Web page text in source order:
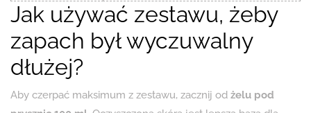
Jak używać zestawu, żeby
zapach był wyczuwalny
dłużej?
Aby czerpać maksimum z zestawu, zacznij od żelu pod